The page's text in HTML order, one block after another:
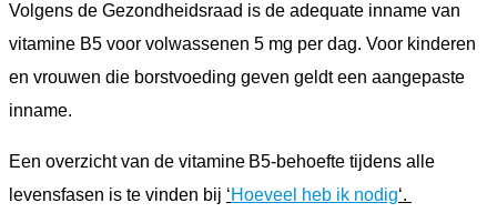
Volgens de Gezondheidsraad is de adequate inname van
vitamine B5 voor volwassenen 5 mg per dag. Voor kinderen
en vrouwen die borstvoeding geven geldt een aangepaste
inname.
Een overzicht van de vitamine B5-behoefte tijdens alle
levensfasen is te vinden bij ‘Hoeveel heb ik nodig‘.